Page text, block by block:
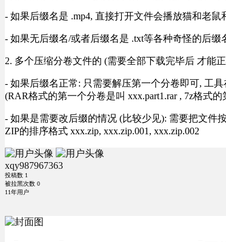
- 如果后缀名是 .mp4, 直接打开文件会播放猫和老
- 如果无后缀名/或者后缀名是 .txt等各种奇怪的后
2. 多个压缩分卷文件的 (需要全部下载完毕后 才能
- 如果后缀名正常: 只需要解压第一个分卷即可, 工
(RAR格式的第一个分卷是叫 xxx.part1.rar , 7z格式
- 如果是需要改后缀的情况 (比较少见): 需要把文件
ZIP的排序格式 xxx.zip, xxx.zip.001, xxx.zip.002
xqy987967363
投稿数 1
被拉黑次数 0
11年用户